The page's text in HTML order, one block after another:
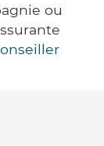
ou